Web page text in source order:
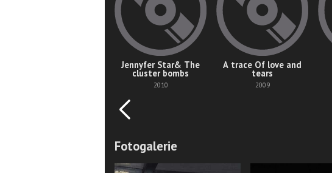
Jennyfer Star& The
cluster bombs
2010
A trace Of love and
tears
2009
Fotogalerie